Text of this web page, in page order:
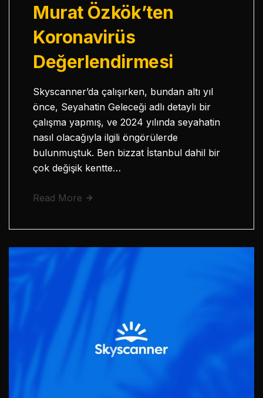
Murat Özkök’ten
Koronavirüs
Değerlendirmesi
Skyscanner’da çalışırken, bundan altı yıl
önce, Seyahatin Geleceği adlı detaylı bir
çalışma yapmış, ve 2024 yılında seyahatin
nasıl olacağıyla ilgili öngörülerde
bulunmuştuk. Ben bizzat İstanbul dahil bir
çok değişik kentte…
Read More